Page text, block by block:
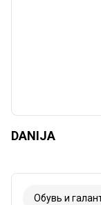
DANIJA
Обувь и